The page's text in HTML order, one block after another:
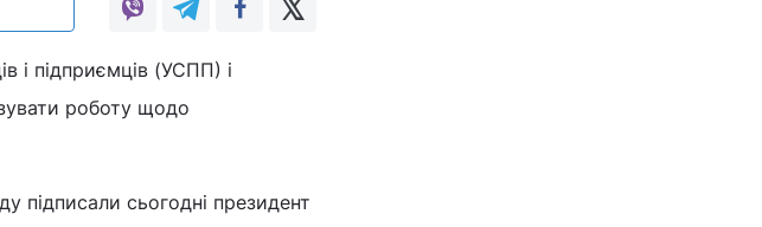
і підприємців (УСПП) і
роботу щодо
підписали сьогодні президент